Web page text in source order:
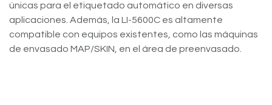
únicas para el etiquetado automático en diversas
aplicaciones. Además, la LI-5600C es altamente
compatible con equipos existentes, como las máquinas
de envasado MAP/SKIN, en el área de preenvasado.